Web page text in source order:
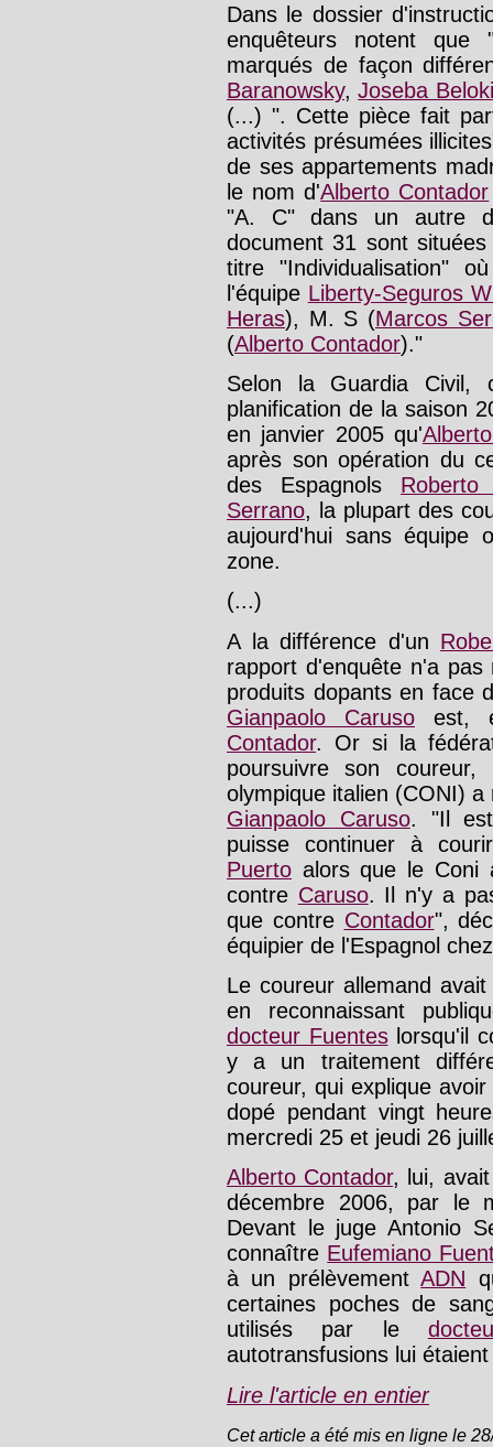
Dans le dossier
enquêteurs notent que
marqués de façon
Baranowsky,Joseba Beloki
(...) ". Cette pièce fait
activités présumées
de ses appartements
le nom d'Alberto Contador
"A. C" dans un autre
document 31 sont
titre "Individualisation"
l'équipe Liberty-Seguros
Heras), M. S (Marcos
(Alberto Contador)."
Selon la Guardia Civil,
planification de la saison
en janvier 2005 qu'
après son opération du
des Espagnols Roberto
Serrano, la plupart des
aujourd'hui sans équipe
zone.
(...)
A la différence d'un
rapport d'enquête n'a pas
produits dopants en face
Gianpaolo Caruso est,
Contador. Or si la
poursuivre son
olympique italien (CONI)
Gianpaolo Caruso. "Il
puisse continuer à
Puerto alors que le Coni
contre Caruso. Il n'y a
que contre Contador",
équipier de l'Espagnol
Le coureur allemand
en reconnaissant
docteur Fuenteslorsqu'il
y a un traitement
coureur, qui explique
dopé pendant vingt
mercredi 25 et jeudi 26
Alberto Contador, lui,
décembre 2006, par le
Devant le juge Antonio
connaître Eufemiano
à un prélèvementADN
certaines poches de
utilisés par le
autotransfusions lui
Lire l'article en entier
Cet article a été mis en ligne le